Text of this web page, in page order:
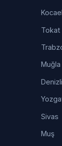
Tokat
Muğla
Denizli
Sivas
Muş